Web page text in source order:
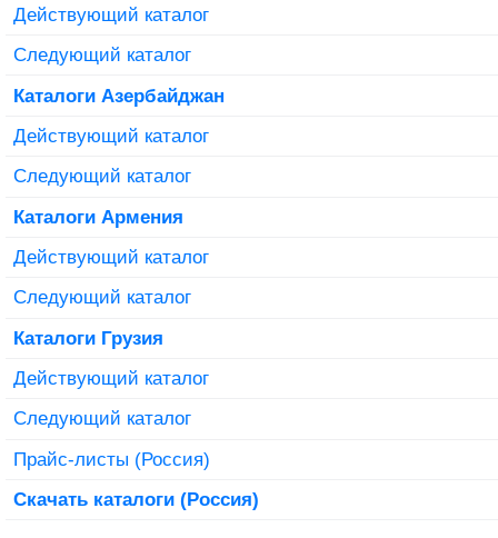
Действующий каталог
Следующий каталог
Каталоги Азербайджан
Действующий каталог
Следующий каталог
Каталоги Армения
Действующий каталог
Следующий каталог
Каталоги Грузия
Действующий каталог
Следующий каталог
Прайс-листы (Россия)
Скачать каталоги (Россия)